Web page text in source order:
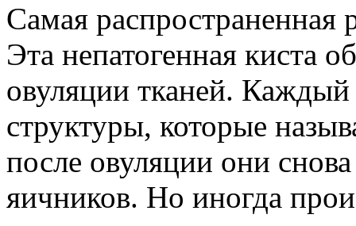
Самая распространенная
Эта непатогенная киста
овуляции тканей.
структуры, которые
после овуляции они
яичников. Но иногда